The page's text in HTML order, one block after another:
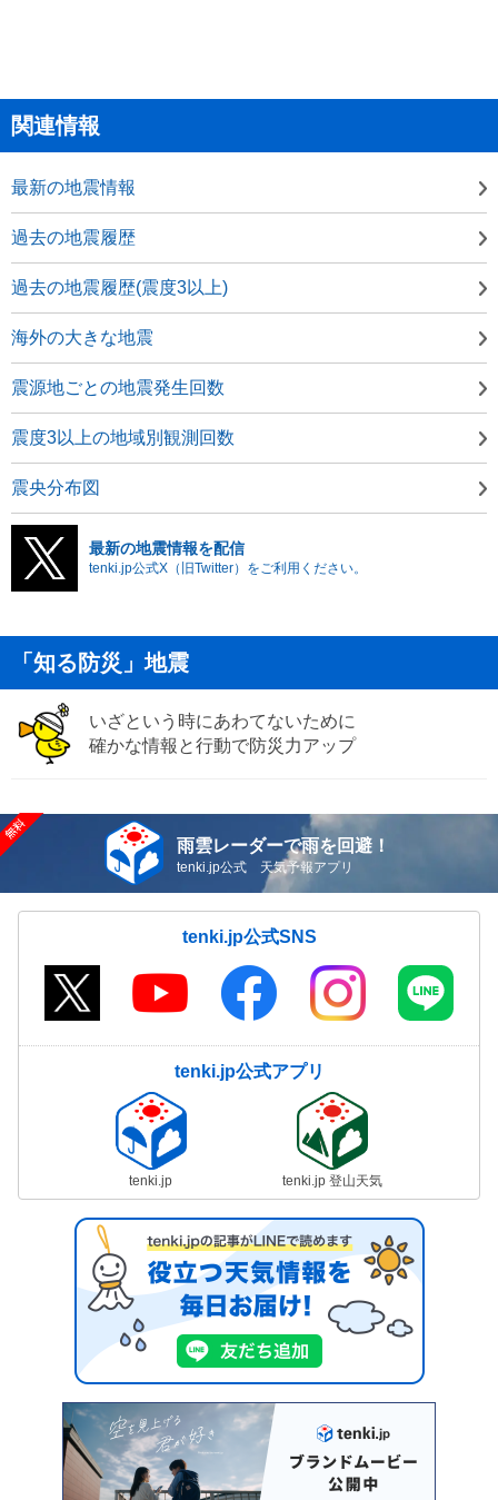
関連情報
最新の地震情報
過去の地震履歴
過去の地震履歴(震度3以上)
海外の大きな地震
震源地ごとの地震発生回数
震度3以上の地域別観測回数
震央分布図
最新の地震情報を配信
tenki.jp公式X（旧Twitter）をご利用ください。
「知る防災」地震
いざという時にあわてないために
確かな情報と行動で防災力アップ
雨雲レーダーで雨を回避！
tenki.jp公式 天気予報アプリ
tenki.jp公式SNS
tenki.jp公式アプリ
tenki.jp tenki.jp 登山天気